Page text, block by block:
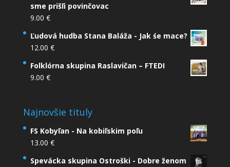
sme prišľi povinčovac
9.00 €
Ľudová hudba Stana Baláža - Jak śe mace?
12.00 €
Folklórna skupina Raslavičan – FTEDI
9.00 €
Najnovšie tituly
FS Kobyľan - Na kobiľskim poľu
13.00 €
Spevácka skupina Ostroški - Dobre ženom